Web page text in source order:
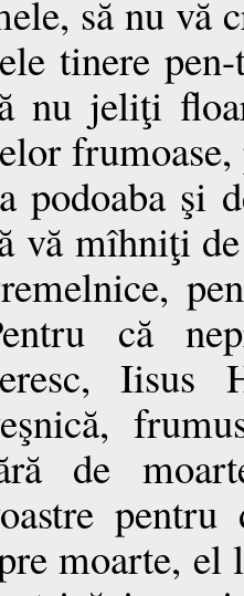
să nu vă
tinere
nu jeliţi
podoaba şi
vă mîhniţi
că
Iisus
de
moarte, el